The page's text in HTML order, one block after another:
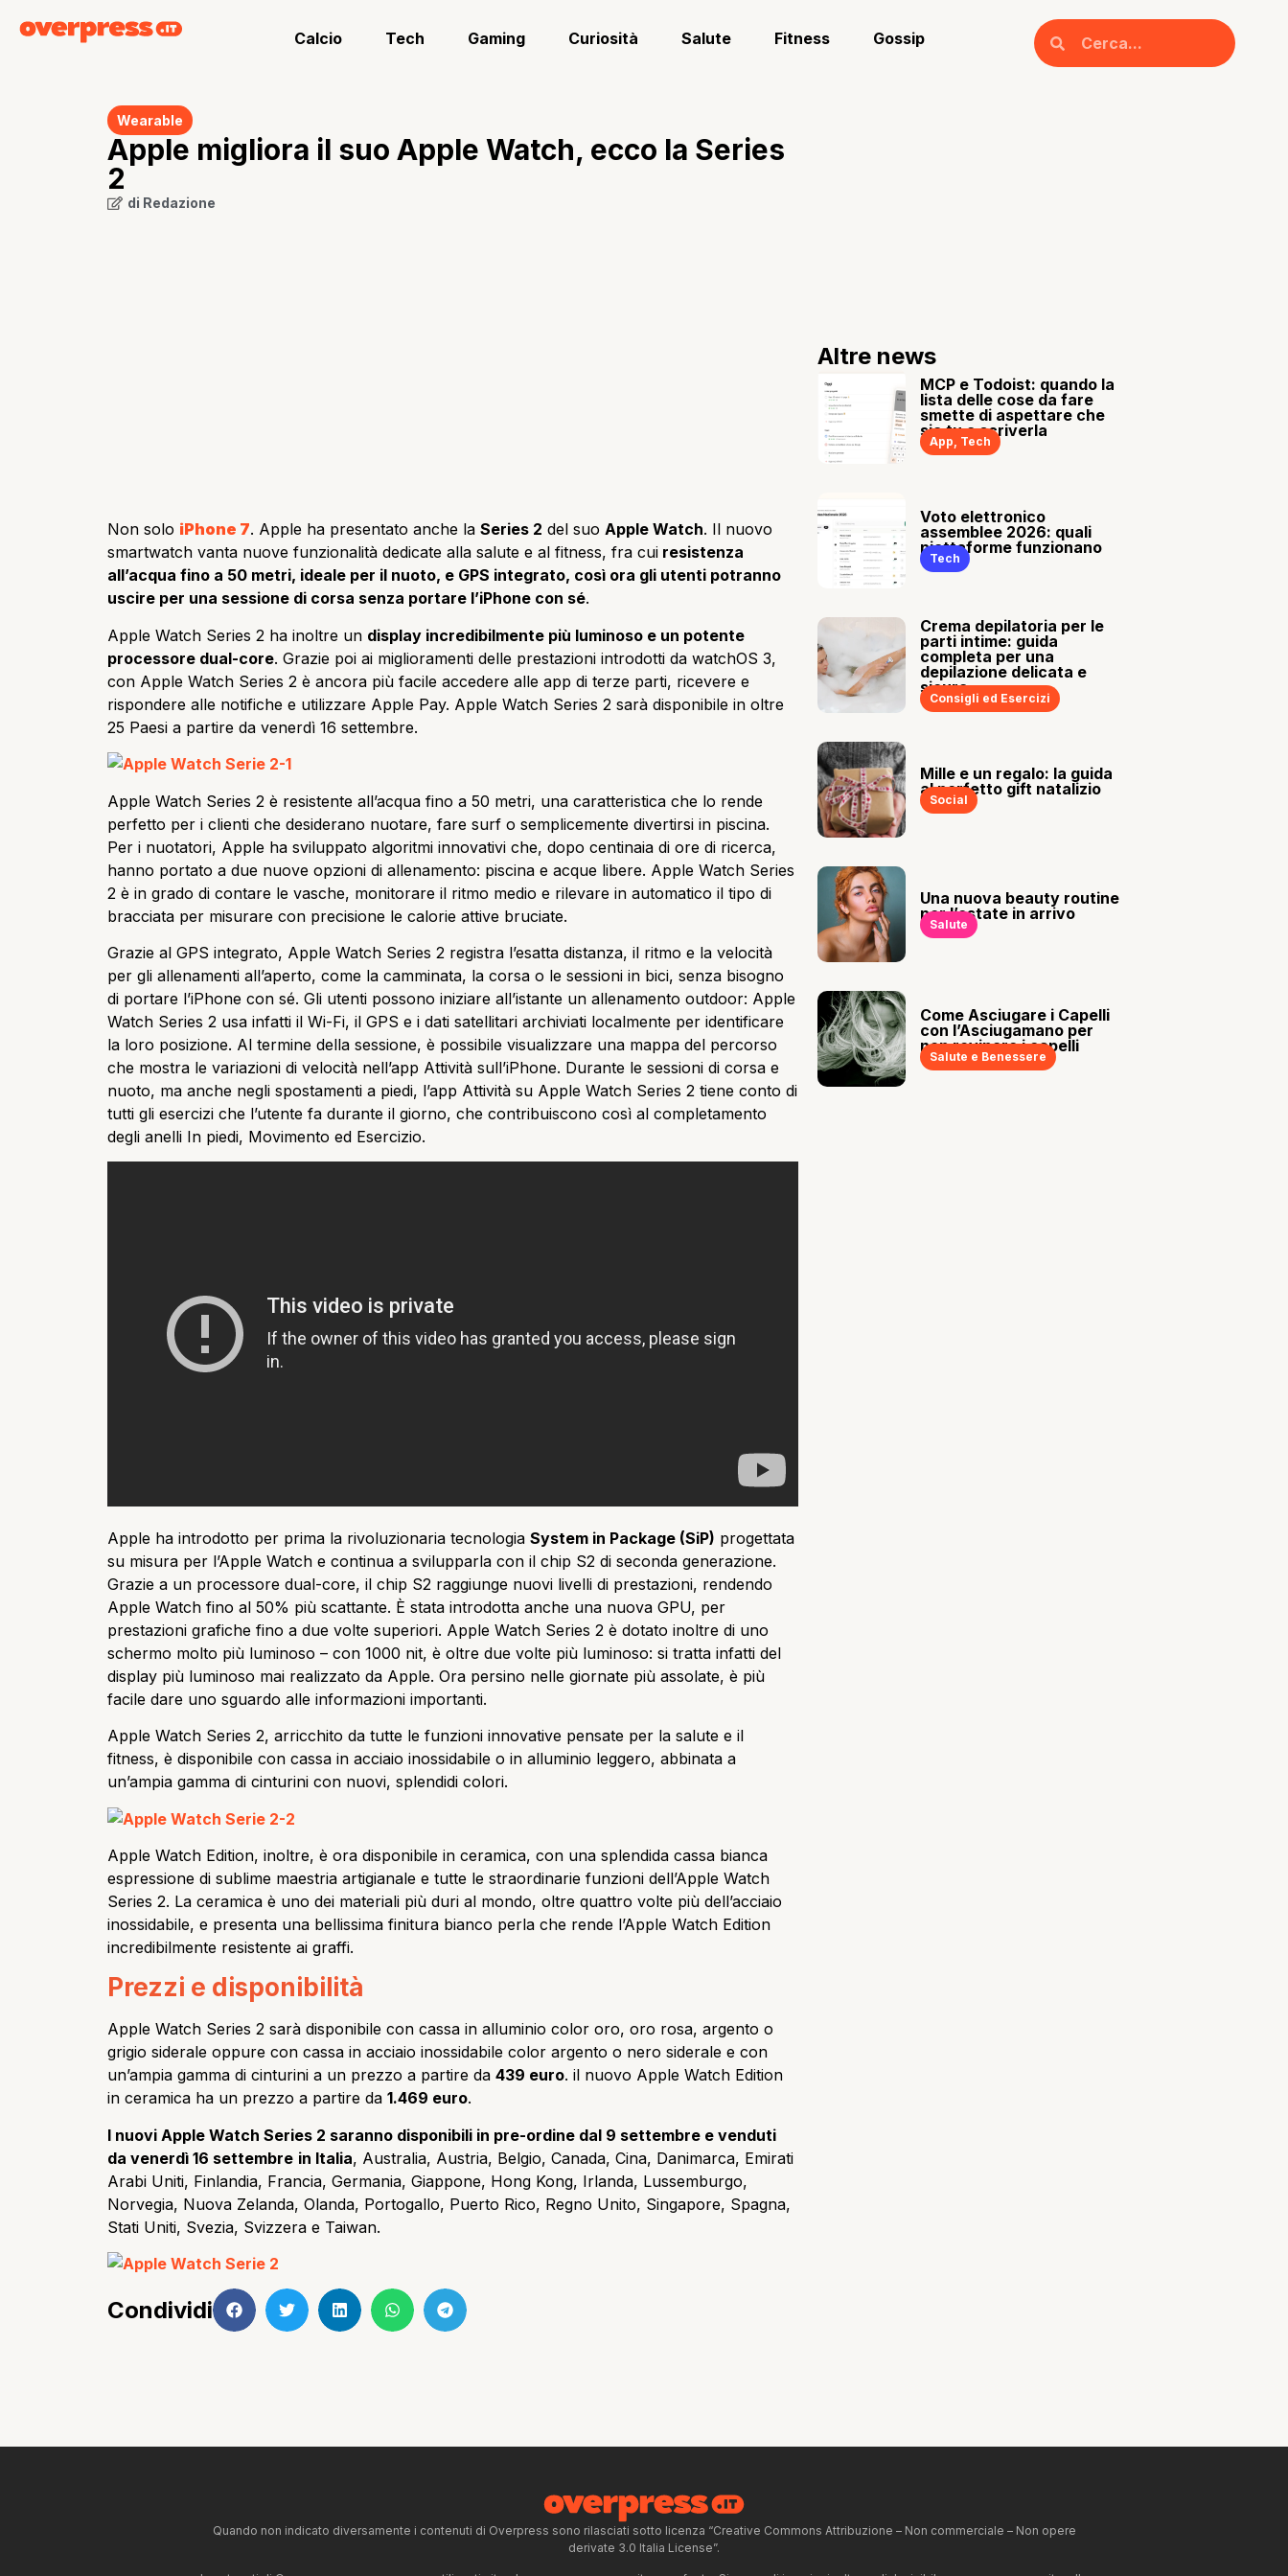
Calcio Tech Gaming Curiosità Salute Fitness Gossip
Wearable
Apple migliora il suo Apple Watch, ecco la Series
2
di Redazione
Non solo iPhone 7. Apple ha presentato anche la Series 2 del suo Apple Watch. Il nuovo
smartwatch vanta nuove funzionalità dedicate alla salute e al fitness, fra cui resistenza
all’acqua fino a 50 metri, ideale per il nuoto, e GPS integrato, così ora gli utenti potranno
uscire per una sessione di corsa senza portare l’iPhone con sé.
Apple Watch Series 2 ha inoltre un display incredibilmente più luminoso e un potente
processore dual-core. Grazie poi ai miglioramenti delle prestazioni introdotti da watchOS 3,
con Apple Watch Series 2 è ancora più facile accedere alle app di terze parti, ricevere e
rispondere alle notifiche e utilizzare Apple Pay. Apple Watch Series 2 sarà disponibile in oltre
25 Paesi a partire da venerdì 16 settembre.
Apple Watch Series 2 è resistente all’acqua fino a 50 metri, una caratteristica che lo rende
perfetto per i clienti che desiderano nuotare, fare surf o semplicemente divertirsi in piscina.
Per i nuotatori, Apple ha sviluppato algoritmi innovativi che, dopo centinaia di ore di ricerca,
hanno portato a due nuove opzioni di allenamento: piscina e acque libere. Apple Watch Series
2 è in grado di contare le vasche, monitorare il ritmo medio e rilevare in automatico il tipo di
bracciata per misurare con precisione le calorie attive bruciate.
Grazie al GPS integrato, Apple Watch Series 2 registra l’esatta distanza, il ritmo e la velocità
per gli allenamenti all’aperto, come la camminata, la corsa o le sessioni in bici, senza bisogno
di portare l’iPhone con sé. Gli utenti possono iniziare all’istante un allenamento outdoor: Apple
Watch Series 2 usa infatti il Wi-Fi, il GPS e i dati satellitari archiviati localmente per identificare
la loro posizione. Al termine della sessione, è possibile visualizzare una mappa del percorso
che mostra le variazioni di velocità nell’app Attività sull’iPhone. Durante le sessioni di corsa e
nuoto, ma anche negli spostamenti a piedi, l’app Attività su Apple Watch Series 2 tiene conto di
tutti gli esercizi che l’utente fa durante il giorno, che contribuiscono così al completamento
degli anelli In piedi, Movimento ed Esercizio.
Apple ha introdotto per prima la rivoluzionaria tecnologia System in Package (SiP) progettata
su misura per l’Apple Watch e continua a svilupparla con il chip S2 di seconda generazione.
Grazie a un processore dual-core, il chip S2 raggiunge nuovi livelli di prestazioni, rendendo
Apple Watch fino al 50% più scattante. È stata introdotta anche una nuova GPU, per
prestazioni grafiche fino a due volte superiori. Apple Watch Series 2 è dotato inoltre di uno
schermo molto più luminoso – con 1000 nit, è oltre due volte più luminoso: si tratta infatti del
display più luminoso mai realizzato da Apple. Ora persino nelle giornate più assolate, è più
facile dare uno sguardo alle informazioni importanti.
Apple Watch Series 2, arricchito da tutte le funzioni innovative pensate per la salute e il
fitness, è disponibile con cassa in acciaio inossidabile o in alluminio leggero, abbinata a
un’ampia gamma di cinturini con nuovi, splendidi colori.
Apple Watch Edition, inoltre, è ora disponibile in ceramica, con una splendida cassa bianca
espressione di sublime maestria artigianale e tutte le straordinarie funzioni dell’Apple Watch
Series 2. La ceramica è uno dei materiali più duri al mondo, oltre quattro volte più dell’acciaio
inossidabile, e presenta una bellissima finitura bianco perla che rende l’Apple Watch Edition
incredibilmente resistente ai graffi.
Prezzi e disponibilità
Apple Watch Series 2 sarà disponibile con cassa in alluminio color oro, oro rosa, argento o
grigio siderale oppure con cassa in acciaio inossidabile color argento o nero siderale e con
un’ampia gamma di cinturini a un prezzo a partire da 439 euro. il nuovo Apple Watch Edition
in ceramica ha un prezzo a partire da 1.469 euro.
I nuovi Apple Watch Series 2 saranno disponibili in pre-ordine dal 9 settembre e venduti
da venerdì 16 settembre in Italia, Australia, Austria, Belgio, Canada, Cina, Danimarca, Emirati
Arabi Uniti, Finlandia, Francia, Germania, Giappone, Hong Kong, Irlanda, Lussemburgo,
Norvegia, Nuova Zelanda, Olanda, Portogallo, Puerto Rico, Regno Unito, Singapore, Spagna,
Stati Uniti, Svezia, Svizzera e Taiwan.
Condividi
Altre news
MCP e Todoist: quando la
lista delle cose da fare
smette di aspettare che
sia tu a scriverla
App, Tech
Voto elettronico
assemblee 2026: quali
piattaforme funzionano
Tech
Crema depilatoria per le
parti intime: guida
completa per una
depilazione delicata e
sicura
Consigli ed Esercizi
Mille e un regalo: la guida
al perfetto gift natalizio
Social
Una nuova beauty routine
per l’estate in arrivo
Salute
Come Asciugare i Capelli
con l’Asciugamano per
non rovinare i capelli
Salute e Benessere
Quando non indicato diversamente i contenuti di Overpress sono rilasciati sotto licenza “Creative Commons Attribuzione – Non commerciale – Non opere
derivate 3.0 Italia License”.